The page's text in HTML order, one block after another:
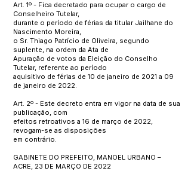
Art. 1º - Fica decretado para ocupar o cargo de
Conselheiro Tutelar,
durante o período de férias da titular Jailhane do
Nascimento Moreira,
o Sr. Thiago Patrício de Oliveira, segundo
suplente, na ordem da Ata de
Apuração de votos da Eleição do Conselho
Tutelar, referente ao período
aquisitivo de férias de 10 de janeiro de 2021 a 09
de janeiro de 2022.
Art. 2º - Este decreto entra em vigor na data de sua
publicação, com
efeitos retroativos a 16 de março de 2022,
revogam-se as disposições
em contrário.
GABINETE DO PREFEITO, MANOEL URBANO –
ACRE, 23 DE MARÇO DE 2022